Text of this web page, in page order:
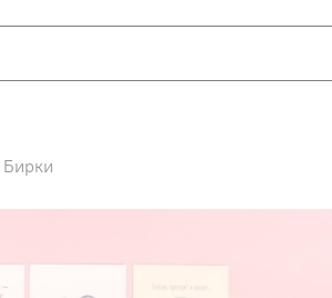
Бирки